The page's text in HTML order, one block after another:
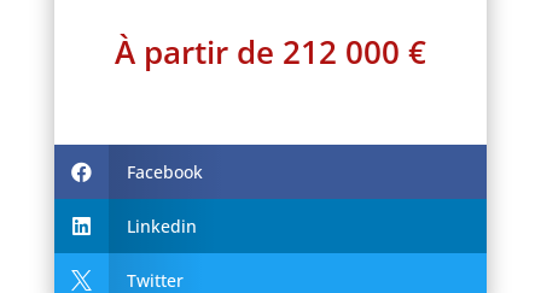
À partir de 212 000 €
 Facebook
 Linkedin
 Twitter